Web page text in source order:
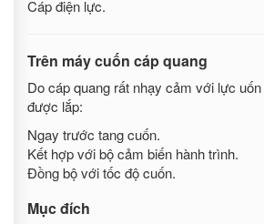
Cáp điện lực.
Trên máy cuốn cáp quang
Do cáp quang rất nhạy cảm với lực
được lắp:
Ngay trước tang cuốn.
Kết hợp với bộ cảm biến hành trình.
Đồng bộ với tốc độ cuốn.
Mục đích